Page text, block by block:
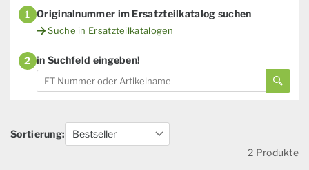
1 Originalnummer im Ersatzteilkatalog suchen
Suche in Ersatzteilkatalogen
2 in Suchfeld eingeben!
Sortierung:
2 Produkte